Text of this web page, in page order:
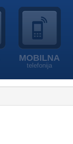
MOBILNA
telefonija